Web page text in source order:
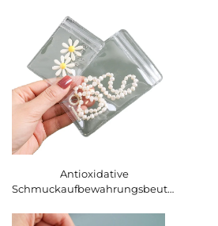
oder PVC für die
Schmuckverpackung und -
aufbewahrung
Antioxidative
Schmuckaufbewahrungsbeutel
transparenter Beutel mit Logo,